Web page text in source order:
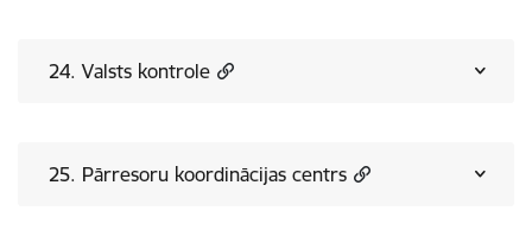
24. Valsts kontrole
25. Pārresoru koordinācijas centrs